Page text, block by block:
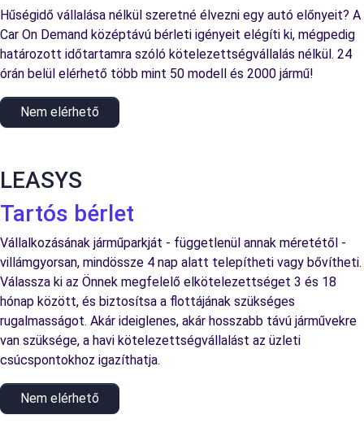
Hűségidő vállalása nélkül szeretné élvezni egy autó előnyeit? A
Car On Demand középtávú bérleti igényeit elégíti ki, mégpedig
határozott időtartamra szóló kötelezettségvállalás nélkül. 24
órán belül elérhető több mint 50 modell és 2000 jármű!
Nem elérhető
LEASYS
Tartós bérlet
Vállalkozásának járműparkját - függetlenül annak méretétől -
villámgyorsan, mindössze 4 nap alatt telepítheti vagy bővítheti.
Válassza ki az Önnek megfelelő elkötelezettséget 3 és 18
hónap között, és biztosítsa a flottájának szükséges
rugalmasságot. Akár ideiglenes, akár hosszabb távú járművekre
van szüksége, a havi kötelezettségvállalást az üzleti
csúcspontokhoz igazíthatja.
Nem elérhető